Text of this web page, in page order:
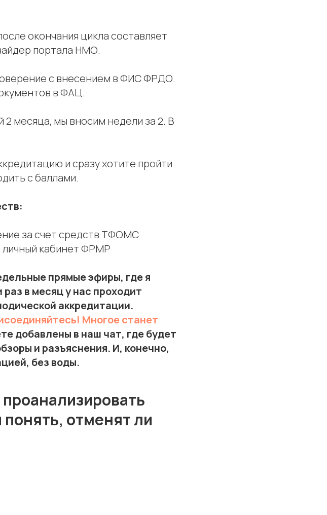
окончания цикла составляет
портала НМО.
с внесением в ФИС ФРДО.
в ФАЦ.
2 месяца, мы вносим недели за 2. В
и сразу хотите пройти
с баллами.
за счет средств ТФОМС
личный кабинет ФРМР
прямые эфиры, где я
в месяц у нас проходит
аккредитации.
Многое станет
добавлены в наш чат, где будет
и разъяснения. И, конечно,
без воды.
отменят ли